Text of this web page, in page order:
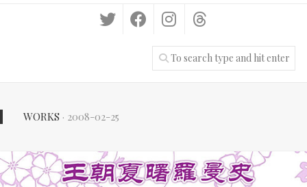
WORKS · 2008-02-25